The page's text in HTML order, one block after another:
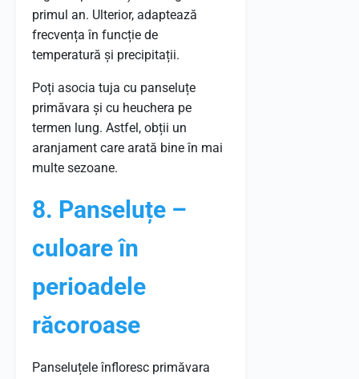
primul an. Ulterior, adaptează
frecvența în funcție de
temperatură și precipitații.
Poți asocia tuja cu panseluțe
primăvara și cu heuchera pe
termen lung. Astfel, obții un
aranjament care arată bine în mai
multe sezoane.
8. Panseluțe –
culoare în
perioadele
răcoroase
Panseluțele înfloresc primăvara